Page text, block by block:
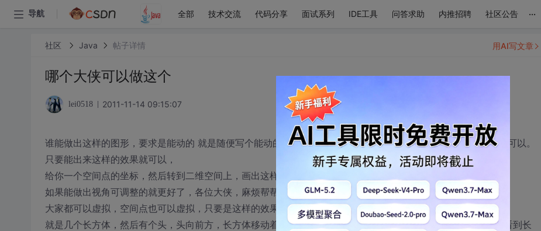
导航 全部 技术交流 代码分享 面试系列 IDE工具 问答求助 内推招聘 社区公告 ...
社区 Java 帖子详情
哪个大侠可以做这个
lei0518 2011-11-14 09:15:07
谁能做出这样的图形，要求是能动的 就是随便写个能动的算法就可以，用java 3d也可以 或者jmoneny 什么做都可以。
只要能出来这样的效果就可以，
给你一个空间点的坐标，然后转到二维空间上，画出这样的图形，
如果能做出视角可调整的就更好了，各位大侠，麻烦帮帮忙了。
大家都可以虚拟，空间点也可以虚拟，只要是这样的效果就好，麻烦大家了，
就是几个长方体，然后有个头，头向前方，长方体移动着，从长方体后面可以看到前方长方体的移动轨迹，还有看到长
用AI写文章